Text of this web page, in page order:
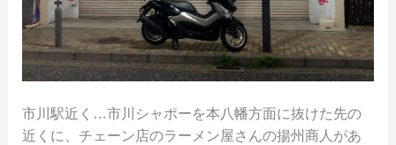
転
換
し
て
た
市川駅近く…市川シャポーを本八幡方面に抜けた先の
近くに、チェーン店のラーメン屋さんの揚州商人があ